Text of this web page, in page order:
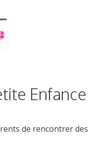
Enfance
de rencontrer des